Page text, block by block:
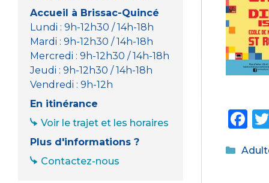
F
c
Accueil à Brissac-Quincé
Lundi : 9h-12h30 / 14h-18h
Mardi : 9h-12h30 / 14h-18h
Mercredi : 9h-12h30 / 14h-18h
Jeudi : 9h-12h30 / 14h-18h
Vendredi : 9h-12h
En itinérance
Voir le trajet et les horaires
Plus d'informations ?
Contactez-nous